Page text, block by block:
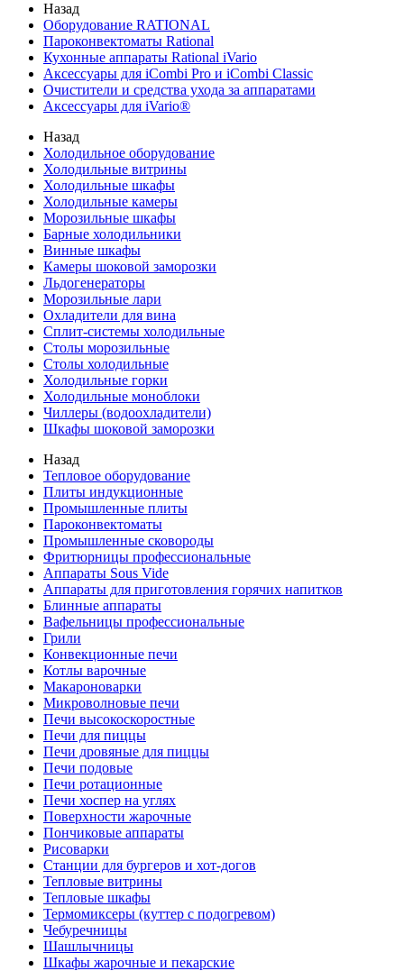
Назад
Оборудование RATIONAL
Пароконвектоматы Rational
Кухонные аппараты Rational iVario
Аксессуары для iCombi Pro и iCombi Classic
Очистители и средства ухода за аппаратами
Аксессуары для iVario®
Назад
Холодильное оборудование
Холодильные витрины
Холодильные шкафы
Холодильные камеры
Морозильные шкафы
Барные холодильники
Винные шкафы
Камеры шоковой заморозки
Льдогенераторы
Морозильные лари
Охладители для вина
Сплит-системы холодильные
Столы морозильные
Столы холодильные
Холодильные горки
Холодильные моноблоки
Чиллеры (водоохладители)
Шкафы шоковой заморозки
Назад
Тепловое оборудование
Плиты индукционные
Промышленные плиты
Пароконвектоматы
Промышленные сковороды
Фритюрницы профессиональные
Аппараты Sous Vide
Аппараты для приготовления горячих напитков
Блинные аппараты
Вафельницы профессиональные
Грили
Конвекционные печи
Котлы варочные
Макароноварки
Микроволновые печи
Печи высокоскоростные
Печи для пиццы
Печи дровяные для пиццы
Печи подовые
Печи ротационные
Печи хоспер на углях
Поверхности жарочные
Пончиковые аппараты
Рисоварки
Станции для бургеров и хот-догов
Тепловые витрины
Тепловые шкафы
Термомиксеры (куттер с подогревом)
Чебуречницы
Шашлычницы
Шкафы жарочные и пекарские